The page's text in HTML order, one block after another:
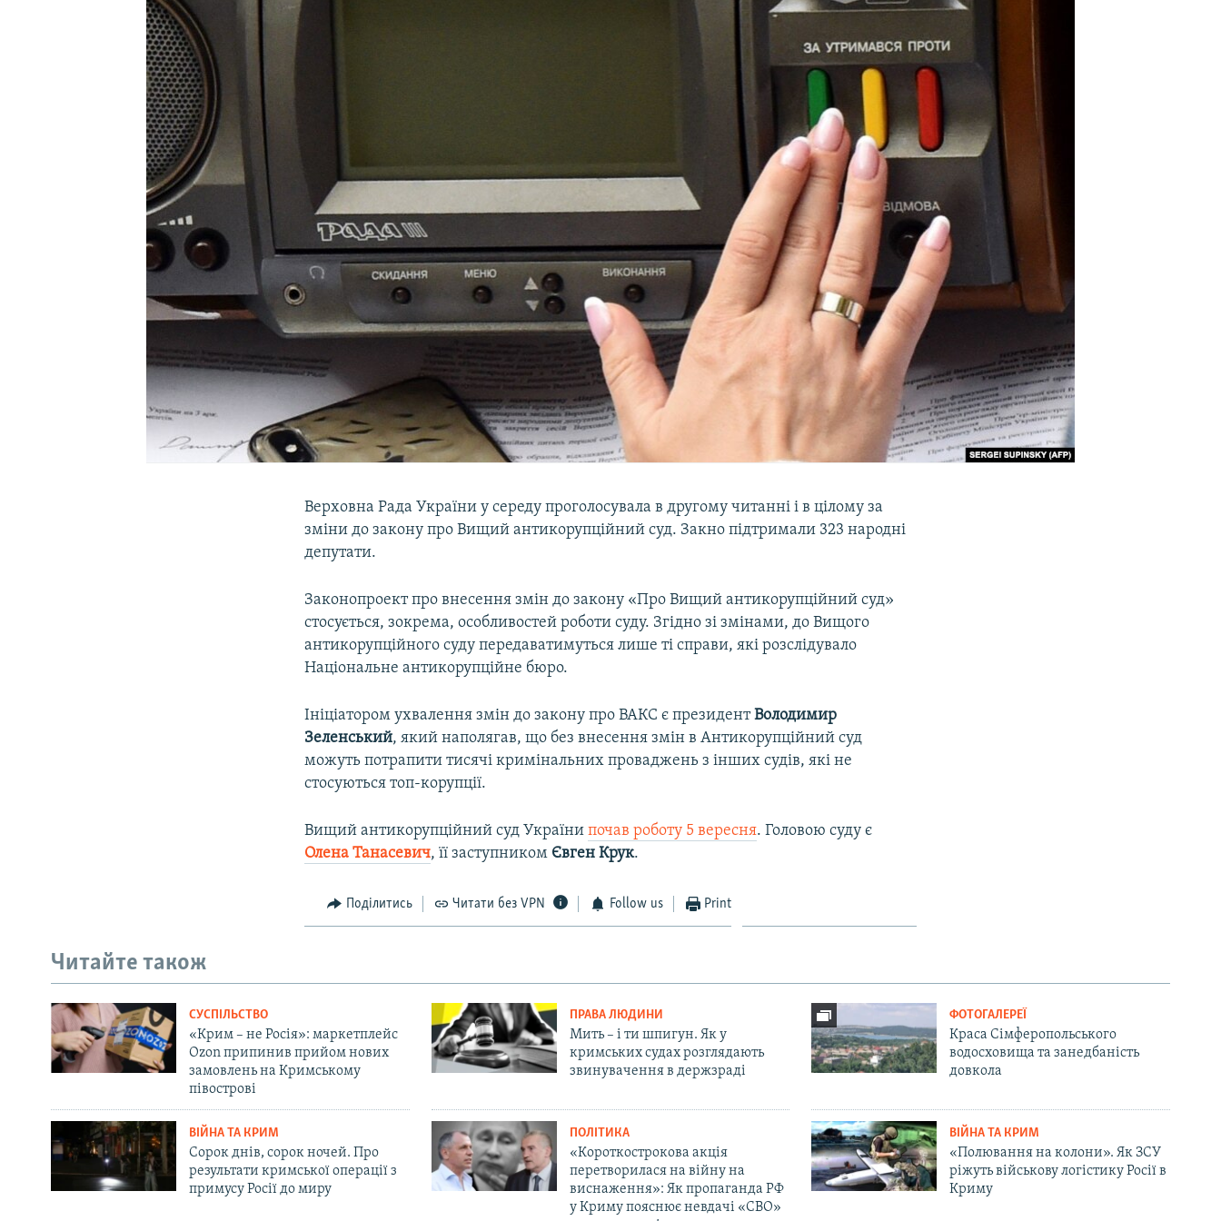
УКРАЇНСЬКА ПРОБЛЕМА КРИМУ
Верховна Рада України у середу проголосувала в другому читанні і в цілому за
зміни до закону про Вищий антикорупційний суд. Закно підтримали 323 народні
депутати.
Законопроект про внесення змін до закону «Про Вищий антикорупційний суд»
стосується, зокрема, особливостей роботи суду. Згідно зі змінами, до Вищого
антикорупційного суду передаватимуться лише ті справи, які розслідувало
Національне антикорупційне бюро.
Ініціатором ухвалення змін до закону про ВАКС є президентВолодимир
Зеленський, який наполягав, що без внесення змін в Антикорупційний суд
можуть потрапити тисячі кримінальних проваджень з інших судів, які не
стосуються топ-корупції.
Вищий антикорупційний суд Українипочав роботу 5 вересня.​ Головою суду є
Олена Танасевич, її заступником Євген Крук.
Поділитись Читати без VPN Follow us Print
Читайте також
СУСПІЛЬСТВО
«Крим – не Росія»: маркетплейс
Ozon припинив прийом нових
замовлень на Кримському
півострові
ПРАВА ЛЮДИНИ
Мить – і ти шпигун. Як у
кримських судах розглядають
звинувачення в держзраді
ФОТОГАЛЕРЕЇ
Краса Сімферопольського
водосховища та занедбаність
довкола
ВІЙНА ТА КРИМ
Сорок днів, сорок ночей. Про
результати кримської операції з
примусу Росії до миру
ПОЛІТИКА
«Короткострокова акція
перетворилася на війну на
виснаження»: Як пропаганда РФ
у Криму пояснює невдачі «СВО»
ВІЙНА ТА КРИМ
«Полювання на колони». Як ЗСУ
ріжуть військову логістику Росії в
Криму